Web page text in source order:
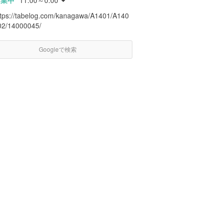
tabelog.com/kanagawa/A1401/A140
14000045/
Googleで検索